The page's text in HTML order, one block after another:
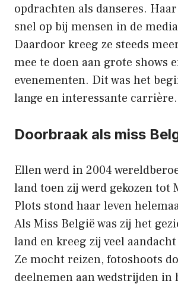
opdrachten als danseres.
snel op bij mensen in de
Daardoor kreeg ze steeds
mee te doen aan grote shows
evenementen. Dit was het
lange en interessante carrière.
Doorbraak als miss
Ellen werd in 2004
land toen zij werd gekozen tot
Plots stond haar leven
Als Miss België was zij het
land en kreeg zij veel
Ze mocht reizen, fotoshoots
deelnemen aan wedstrijden in